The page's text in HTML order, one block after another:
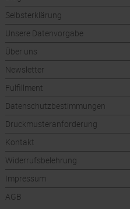
Selbsterklärung
Unsere Datenvorgabe
Über uns
Newsletter
Fulfillment
Datenschutzbestimmungen
Druckmusteranforderung
Kontakt
Widerrufsbelehrung
Impressum
AGB